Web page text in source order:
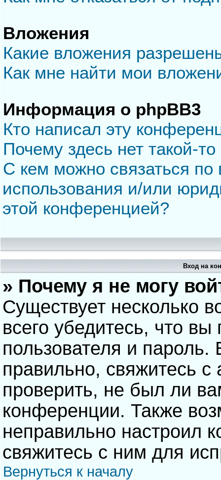
Вложения
Какие вложения
Как мне найти мои
Информация о phpBB3
Кто написал эту
Почему здесь нет такой-
С кем можно связаться по
использования и/или
этой конференцией?
Вход на
» Почему я не могу
Существует несколько
всего убедитесь, что
пользователя и
правильно, свяжитесь
проверить, не был ли
конференции. Также
неправильно настроил
свяжитесь с ним для
Вернуться к началу